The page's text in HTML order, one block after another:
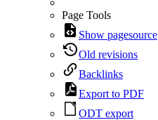
Page Tools
Show pagesource
Old revisions
Backlinks
Export to PDF
ODT export